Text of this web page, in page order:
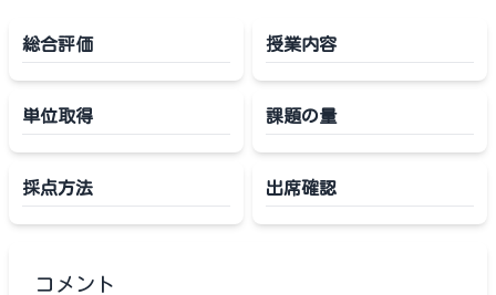
総合評価 授業内容
単位取得 課題の量
採点方法 出席確認
コメント